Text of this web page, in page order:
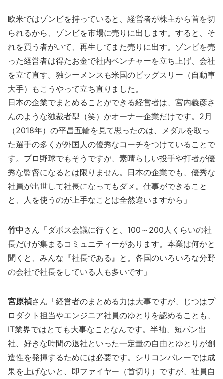
欧米ではゾンビを持っていると、経営者が株主から首を切
られるから、ゾンビを市場に売りに出します。すると、そ
れを買う者がいて、再生してまた売りに出す。ゾンビを売
った経営者は得たお金で社内ベンチャーを立ち上げ、会社
を立て直す。独シーメンスも米国のビッグスリー（自動車
大手）もこうやって立ち直りました。
日本の企業でまとめることができる経営者は、宮内義彦さ
んのような独裁者型（笑）かオーナー企業だけです。2月
（2018年）の平昌五輪を見て思ったのは、メダルを取っ
た選手の多くが外国人の優秀なコーチをつけていることで
す。プロ野球でもそうですが、素晴らしい投手や打者が優
秀な監督になるとは限りません。日本の企業でも、優秀な
社員が出世して社長になってもダメ。仕事ができること
と、人を使うのが上手なことは全然違いますから」
竹中さん「ダボス会議に行くと、100～200人くらいの社
長だけが集まるコミュニティーがあります。本業は何かと
聞くと、みんな『社長である』と。各国のいろいろな分野
の会社で社長をしている人も多いです」
宮原禎さん「経営者のまとめる力は大事ですが、じつはプ
ロダクト担当やエンジニア社員のゆとりを認めることも、
IT業界ではとても大事なことなんです。半袖、短パン出
社、好きな時間の退社といった一定量の自由とゆとりが創
造性を発揮するためには必要です。シリコンバレーでは成
果を上げないと、即ファイヤー（首切り）ですが、社員自